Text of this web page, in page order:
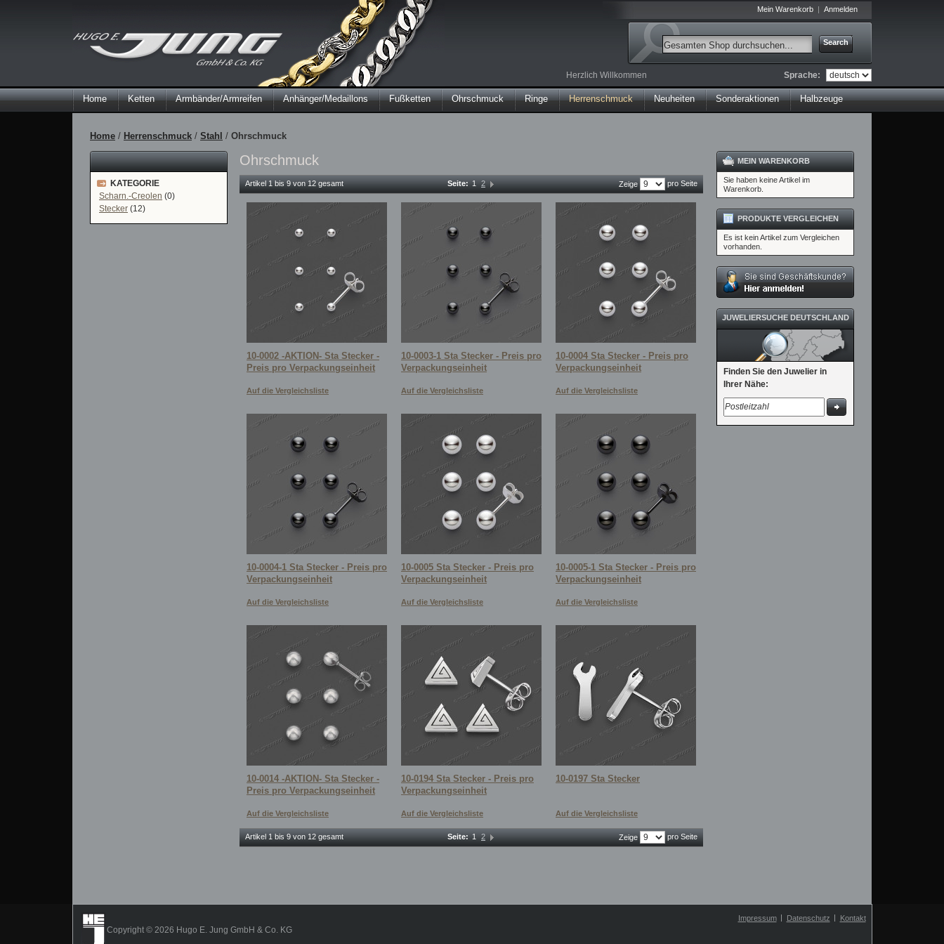
Mein Warenkorb Anmelden
Search
Herzlich Willkommen Sprache:
Home Ketten Armbänder/Armreifen Anhänger/Medaillons Fußketten Ohrschmuck Ringe Herrenschmuck Neuheiten Sonderaktionen Halbzeuge
Home / Herrenschmuck / Stahl / Ohrschmuck
Ohrschmuck
Artikel 1 bis 9 von 12 gesamt Zeige pro Seite
Seite: 1 2
10-0002 -AKTION- Sta Stecker -
Preis pro Verpackungseinheit
Auf die Vergleichsliste
10-0003-1 Sta Stecker - Preis pro
Verpackungseinheit
Auf die Vergleichsliste
10-0004 Sta Stecker - Preis pro
Verpackungseinheit
Auf die Vergleichsliste
10-0004-1 Sta Stecker - Preis pro
Verpackungseinheit
Auf die Vergleichsliste
10-0005 Sta Stecker - Preis pro
Verpackungseinheit
Auf die Vergleichsliste
10-0005-1 Sta Stecker - Preis pro
Verpackungseinheit
Auf die Vergleichsliste
10-0014 -AKTION- Sta Stecker -
Preis pro Verpackungseinheit
Auf die Vergleichsliste
10-0194 Sta Stecker - Preis pro
Verpackungseinheit
Auf die Vergleichsliste
10-0197 Sta Stecker
Auf die Vergleichsliste
Artikel 1 bis 9 von 12 gesamt Zeige pro Seite
Seite: 1 2
KATEGORIE
Scharn.-Creolen (0)
Stecker (12)
MEIN WARENKORB
Sie haben keine Artikel im
Warenkorb.
PRODUKTE VERGLEICHEN
Es ist kein Artikel zum Vergleichen
vorhanden.
JUWELIERSUCHE DEUTSCHLAND
Finden Sie den Juwelier in
Ihrer Nähe:
Impressum Datenschutz Kontakt
Copyright © 2026 Hugo E. Jung GmbH & Co. KG